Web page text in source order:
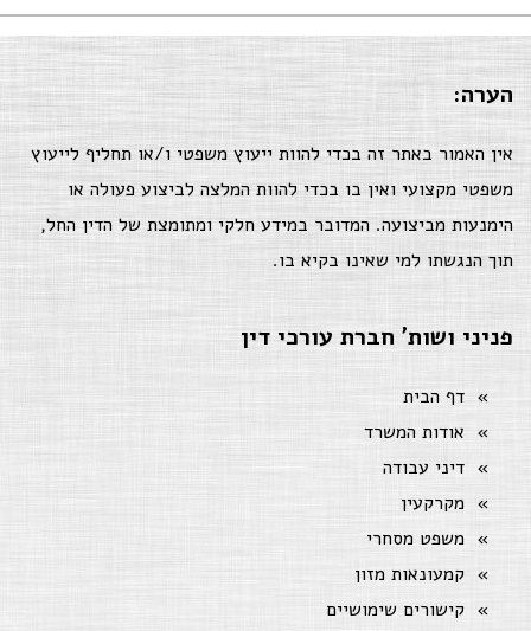
הערה:
אין האמור באתר זה בכדי להוות ייעוץ משפטי ו/או תחליף לייעוץ
משפטי מקצועי ואין בו בכדי להוות המלצה לביצוע פעולה או
הימנעות מביצועה. המדובר במידע חלקי ומתומצת של הדין החל,
תוך הנגשתו למי שאינו בקיא בו.
פניני ושות' חברת עורכי דין
דף הבית
אודות המשרד
דיני עבודה
מקרקעין
משפט מסחרי
קמעונאות מזון
קישורים שימושיים